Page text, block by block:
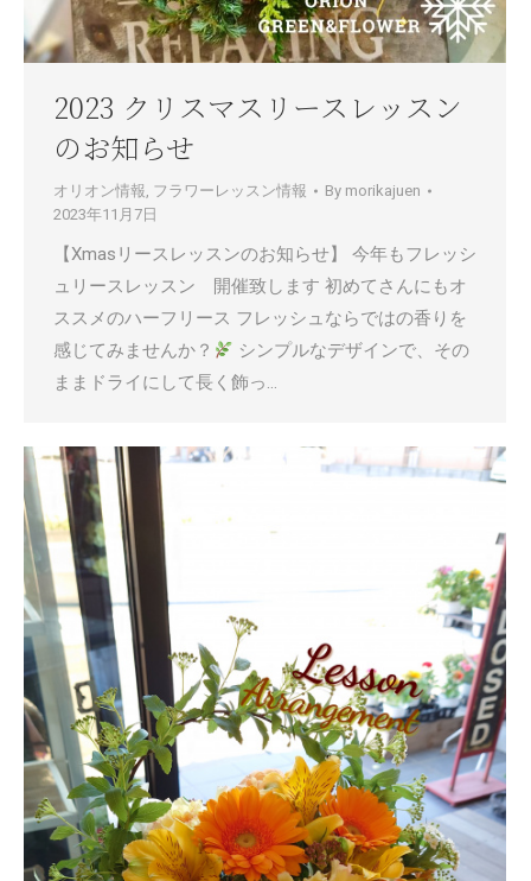
2023 クリスマスリースレッスン
のお知らせ
オリオン情報, フラワーレッスン情報 By morikajuen
2023年11月7日
【Xmasリースレッスンのお知らせ】 今年もフレッシ
ュリースレッスン 開催致します 初めてさんにもオ
ススメのハーフリース フレッシュならではの香りを
感じてみませんか？
シンプルなデザインで、その
ままドライにして長く飾っ…